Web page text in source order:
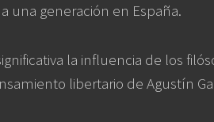
una generación en España.
la influencia de los
libertario de Agustín